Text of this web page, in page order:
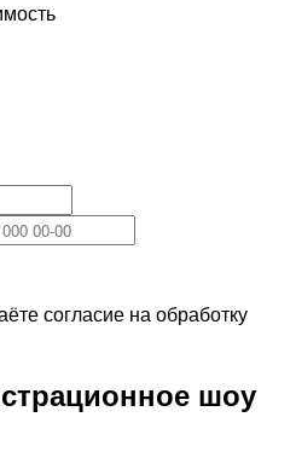
согласие на обработку
шоу